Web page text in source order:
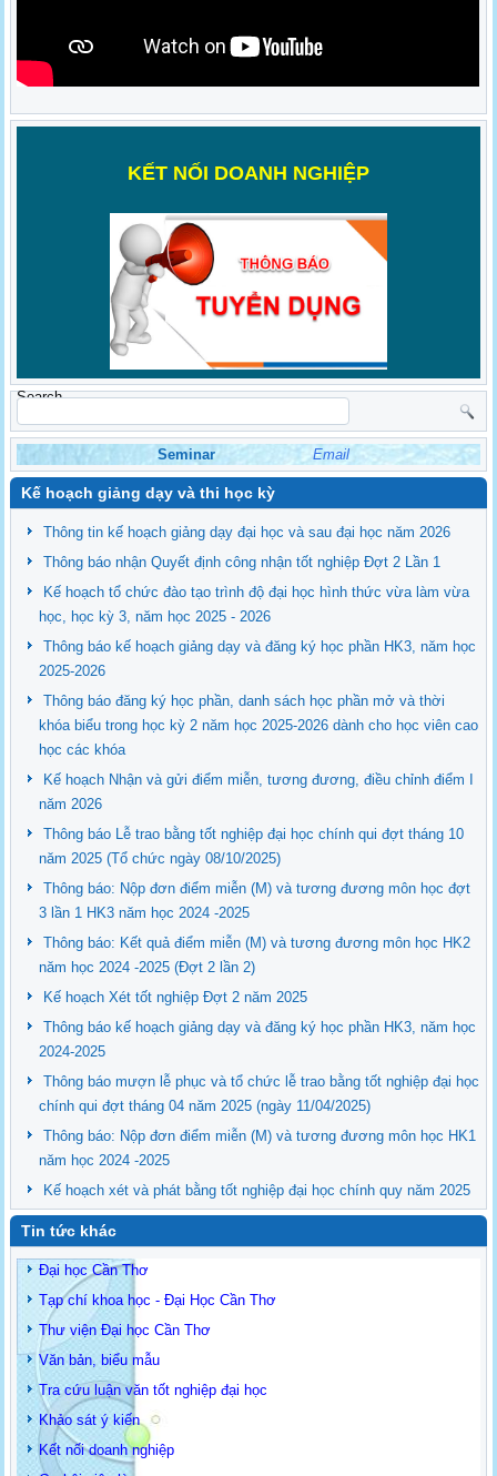
KẾT NỐI DOANH NGHIỆP
Search
Seminar Email
Kế hoạch giảng dạy và thi học kỳ
Thông tin kế hoạch giảng dạy đại học và sau đại học năm 2026
Thông báo nhận Quyết định công nhận tốt nghiệp Đợt 2 Lần 1
Kế hoạch tổ chức đào tạo trình độ đại học hình thức vừa làm vừa
học, học kỳ 3, năm học 2025 - 2026
Thông báo kế hoạch giảng dạy và đăng ký học phần HK3, năm học
2025-2026
Thông báo đăng ký học phần, danh sách học phần mở và thời
khóa biểu trong học kỳ 2 năm học 2025-2026 dành cho học viên cao
học các khóa
Kế hoạch Nhận và gửi điểm miễn, tương đương, điều chỉnh điểm I
năm 2026
Thông báo Lễ trao bằng tốt nghiệp đại học chính qui đợt tháng 10
năm 2025 (Tổ chức ngày 08/10/2025)
Thông báo: Nộp đơn điểm miễn (M) và tương đương môn học đợt
3 lần 1 HK3 năm học 2024 -2025
Thông báo: Kết quả điểm miễn (M) và tương đương môn học HK2
năm học 2024 -2025 (Đợt 2 lần 2)
Kế hoạch Xét tốt nghiệp Đợt 2 năm 2025
Thông báo kế hoạch giảng dạy và đăng ký học phần HK3, năm học
2024-2025
Thông báo mượn lễ phục và tổ chức lễ trao bằng tốt nghiệp đại học
chính qui đợt tháng 04 năm 2025 (ngày 11/04/2025)
Thông báo: Nộp đơn điểm miễn (M) và tương đương môn học HK1
năm học 2024 -2025
Kế hoạch xét và phát bằng tốt nghiệp đại học chính quy năm 2025
Tin tức khác
Đại học Cần Thơ
Tạp chí khoa học - Đại Học Cần Thơ
Thư viện Đại học Cần Thơ
Văn bản, biểu mẫu
Tra cứu luận văn tốt nghiệp đại học
Khảo sát ý kiến
Kết nối doanh nghiệp